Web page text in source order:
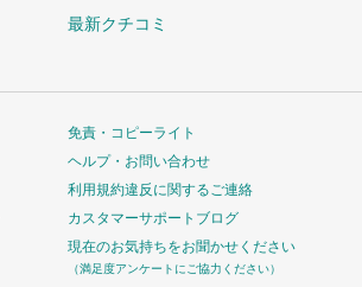
最新クチコミ
免責・コピーライト
ヘルプ・お問い合わせ
利用規約違反に関するご連絡
カスタマーサポートブログ
現在のお気持ちをお聞かせください
（満足度アンケートにご協力ください）